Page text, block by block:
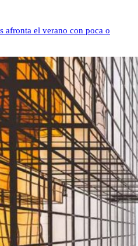
afronta el verano con poca o